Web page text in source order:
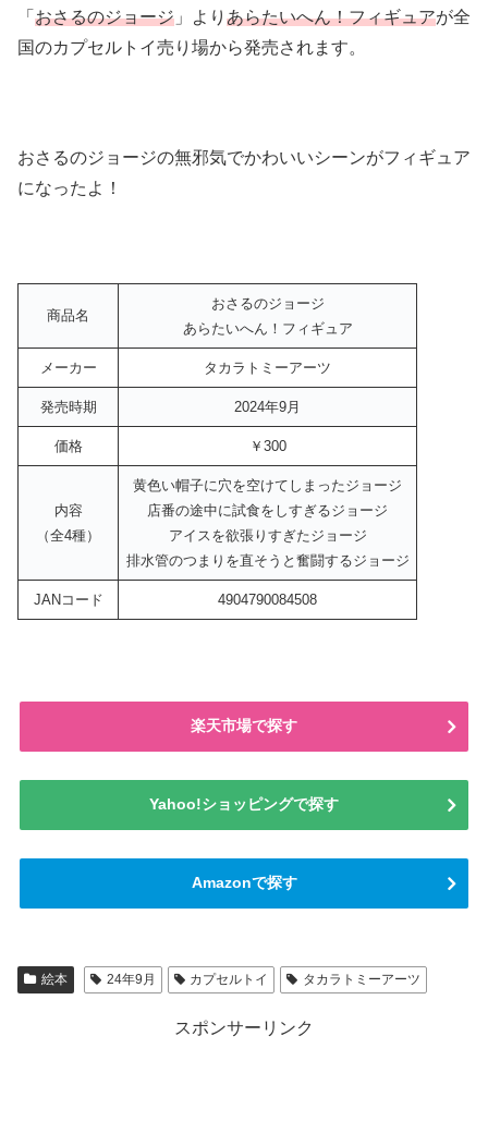
「 おさるのジョージ 」より あらたいへん！フィギュアが全
国のカプセルトイ売り場から発売されます。
おさるのジョージの無邪気でかわいいシーンがフィギュア
になったよ！
商品名
おさるのジョージ
あらたいへん！フィギュア
メーカー タカラトミーアーツ
発売時期 2024年9月
価格 ￥300
内容
（全4種）
黄色い帽子に穴を空けてしまったジョージ
店番の途中に試食をしすぎるジョージ
アイスを欲張りすぎたジョージ
排水管のつまりを直そうと奮闘するジョージ
JANコード 4904790084508
楽天市場で探す
Yahoo!ショッピングで探す
Amazonで探す
絵本 24年9月 カプセルトイ タカラトミーアーツ
スポンサーリンク